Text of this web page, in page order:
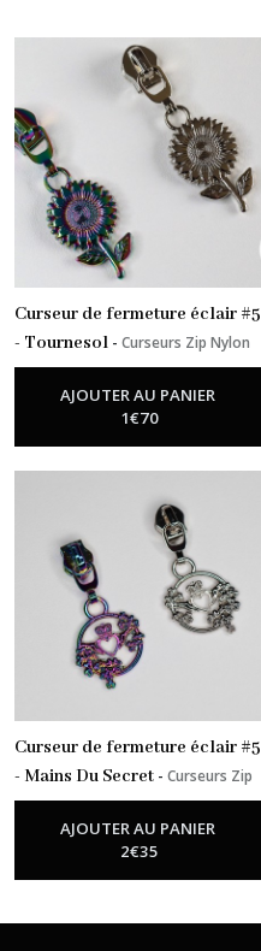
Curseur de fermeture éclair #5
- Tournesol - Curseurs Zip Nylon
AJOUTER AU PANIER
1€70
Curseur de fermeture éclair #5
- Mains Du Secret - Curseurs Zip
Nylon
AJOUTER AU PANIER
2€35
Curseurs
métalliques
Plaques
métalliques
exclusives
(3)
Anneaux
(1)
au
mètre
Etiquettes
SnapPap
(1)